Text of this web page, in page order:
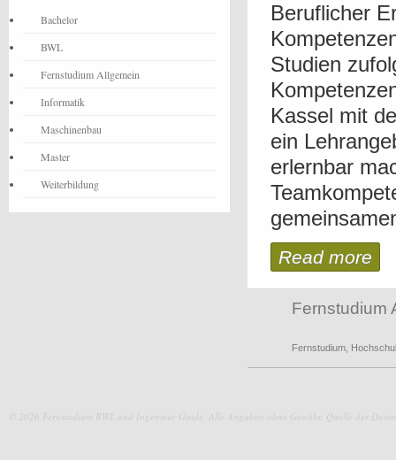
Beruflicher
Studien
Kassel mit
ein
erlernbar
Read more
Fernstudium
Fernstudium
Bachelor
BWL
Fernstudium Allgemein
Informatik
Maschinenbau
Master
Weiterbildung
© 2026 Fernstudium BWL und Ingenieur Guide. Alle Angaben ohne Gewähr. Quelle der